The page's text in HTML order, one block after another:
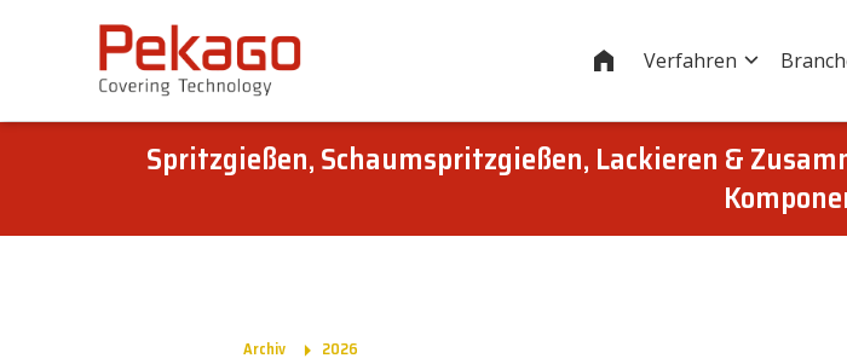
the
Startseite
Verfahren
Spritzgießen, Schaumspritzgießen, Lackieren &
Archiv 2026